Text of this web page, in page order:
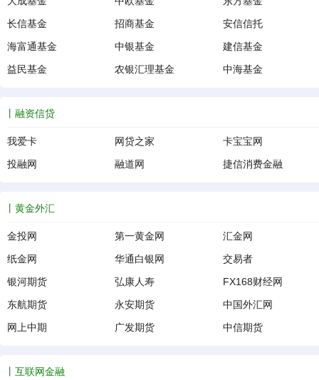
长信基金
招商基金
安信信托
海富通基金
中银基金
建信基金
益民基金
农银汇理基金 中海基金
融资信贷
我爱卡 网贷之家
卡宝宝网
投融网
融道网 捷信消费金融
黄金外汇
金投网 第一黄金网
汇金网
纸金网
华通白银网
交易者
银河期货
弘康人寿
FX168财经网
东航期货
永安期货
中国外汇网
网上中期
广发期货 中信期货
互联网金融